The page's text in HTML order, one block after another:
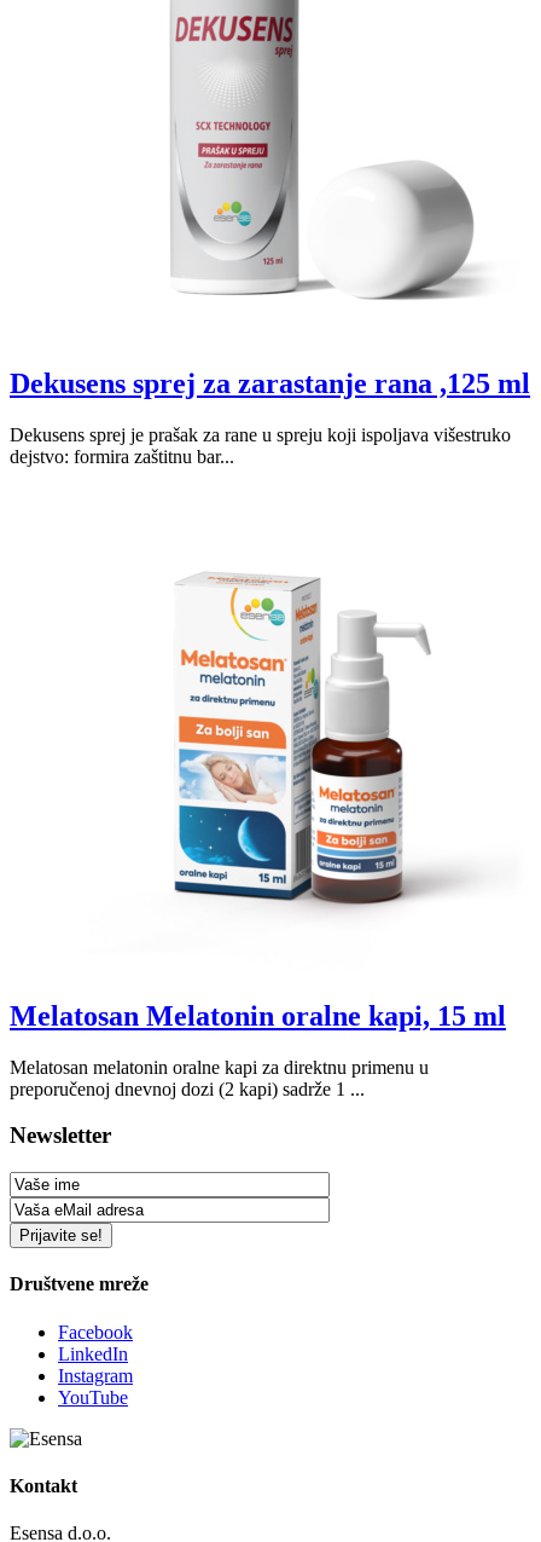
Dekusens sprej za zarastanje rana ,125 ml
Dekusens sprej je prašak za rane u spreju koji ispoljava višestruko
dejstvo: formira zaštitnu bar...
Melatosan Melatonin oralne kapi, 15 ml
Melatosan melatonin oralne kapi za direktnu primenu u
preporučenoj dnevnoj dozi (2 kapi) sadrže 1 ...
Newsletter
Društvene mreže
Facebook
LinkedIn
Instagram
YouTube
Kontakt
Esensa d.o.o.